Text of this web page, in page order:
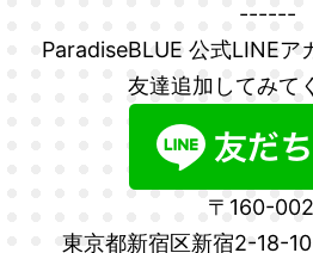
------
ParadiseBLUE 公式LINEア
友達追加してみて
〒160-
東京都新宿区新宿2-18-